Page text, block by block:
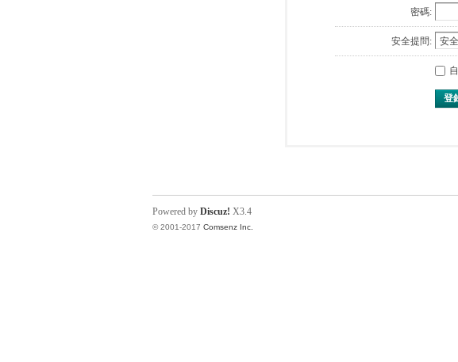
密碼:
安全提問:
登
Powered by Discuz! X3.4
© 2001-2017 Comsenz Inc.